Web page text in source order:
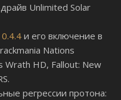
Unlimited Solar
и его включение в
Nations
Wrath HD, Fallout: New
регрессии протона: